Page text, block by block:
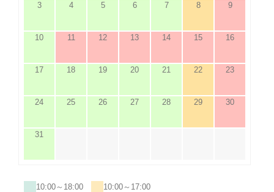
3 4 5 6 7 8 9
10 11 12 13 14 15 16
17 18 19 20 21 22 23
24 25 26 27 28 29 30
31
10:00～18:00
10:00～17:00